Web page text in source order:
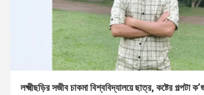
লক্ষ্মীছড়ির সজীব চাকমা বিশ্ববিদ্যালয়ে ছাত্র, কষ্টের গল্পটা